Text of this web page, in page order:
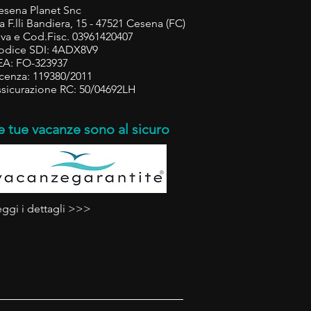
Planet Snc
F.lli Bandiera, 15 - 47521 Cesena (FC)
e Cod.Fisc. 03961420407
SDI: 4ADX8V9
FO-323937
119380/2011
RC: 50/04692LH
tue vacanze sono al sicuro
i dettagli >>>